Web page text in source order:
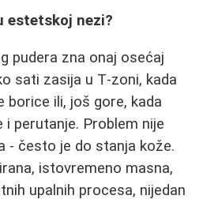
estetskoj nezi?
pudera zna onaj osećaj
sati zasija u T‑zoni, kada
borice ili, još gore, kada
perutanje. Problem nije
- često je do stanja kože.
istovremeno masna,
upalnih procesa, nijedan